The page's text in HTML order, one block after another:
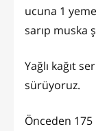
ucuna 1
sarıp muska
Yağlı kağıt
sürüyoruz.
Önceden 175